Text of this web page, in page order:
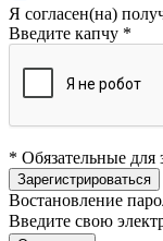
Я согласен(на)
Введите капчу *
* Обязательные для
Востановление
Введите свою